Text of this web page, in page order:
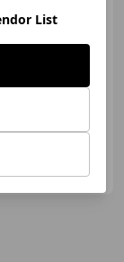
(194 CV)
List